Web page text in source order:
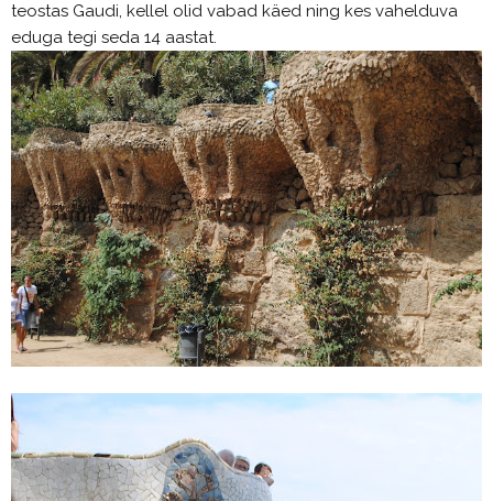
teostas Gaudi, kellel olid vabad käed ning kes vahelduva
eduga tegi seda 14 aastat.